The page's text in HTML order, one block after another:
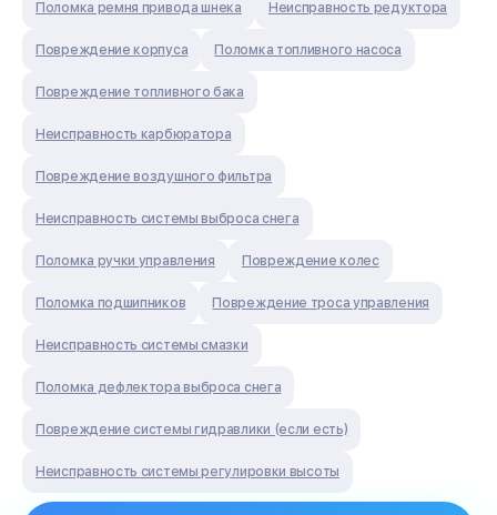
Поломка ремня привода шнека Неисправность редуктора
Повреждение корпуса Поломка топливного насоса
Повреждение топливного бака
Неисправность карбюратора
Повреждение воздушного фильтра
Неисправность системы выброса снега
Поломка ручки управления Повреждение колес
Поломка подшипников Повреждение троса управления
Неисправность системы смазки
Поломка дефлектора выброса снега
Повреждение системы гидравлики (если есть)
Неисправность системы регулировки высоты